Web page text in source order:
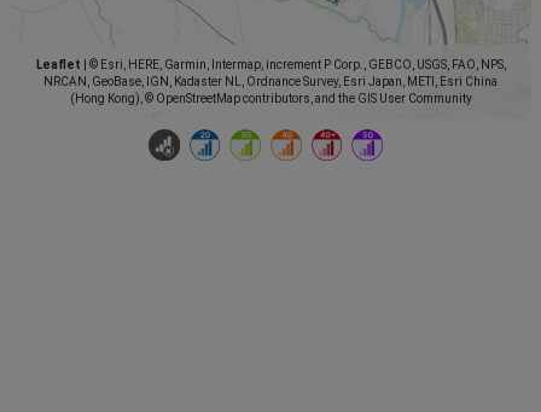
Leaflet
© Esri, HERE, Garmin, Intermap, increment P Corp., GEBCO, USGS, FAO, NPS,
NRCAN, GeoBase, IGN, Kadaster NL, Ordnance Survey, Esri Japan, METI, Esri China
(Hong Kong), © OpenStreetMap contributors, and the GIS User Community